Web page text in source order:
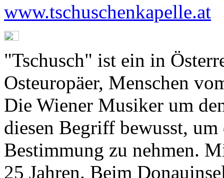
www.tschuschenkapelle.at
"Tschusch" ist ein in
Osteuropäer, Menschen
Die Wiener Musiker um
diesen Begriff bewusst,
Bestimmung zu nehmen.
25 Jahren. Beim